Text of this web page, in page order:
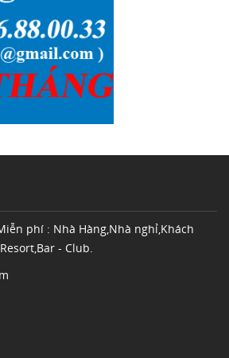
phí : Nhà Hàng,Nhà nghỉ,Khách
- Club.